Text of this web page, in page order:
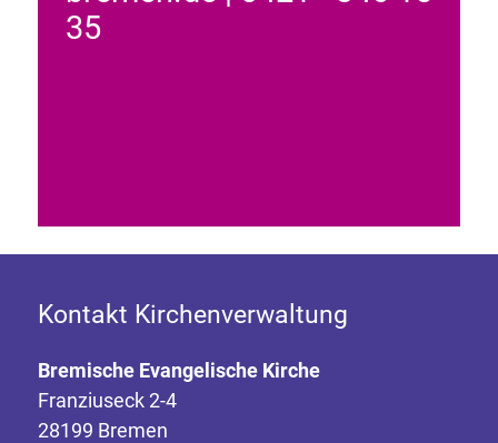
35
Kontakt Kirchenverwaltung
Bremische Evangelische Kirche
Franziuseck 2-4
28199 Bremen